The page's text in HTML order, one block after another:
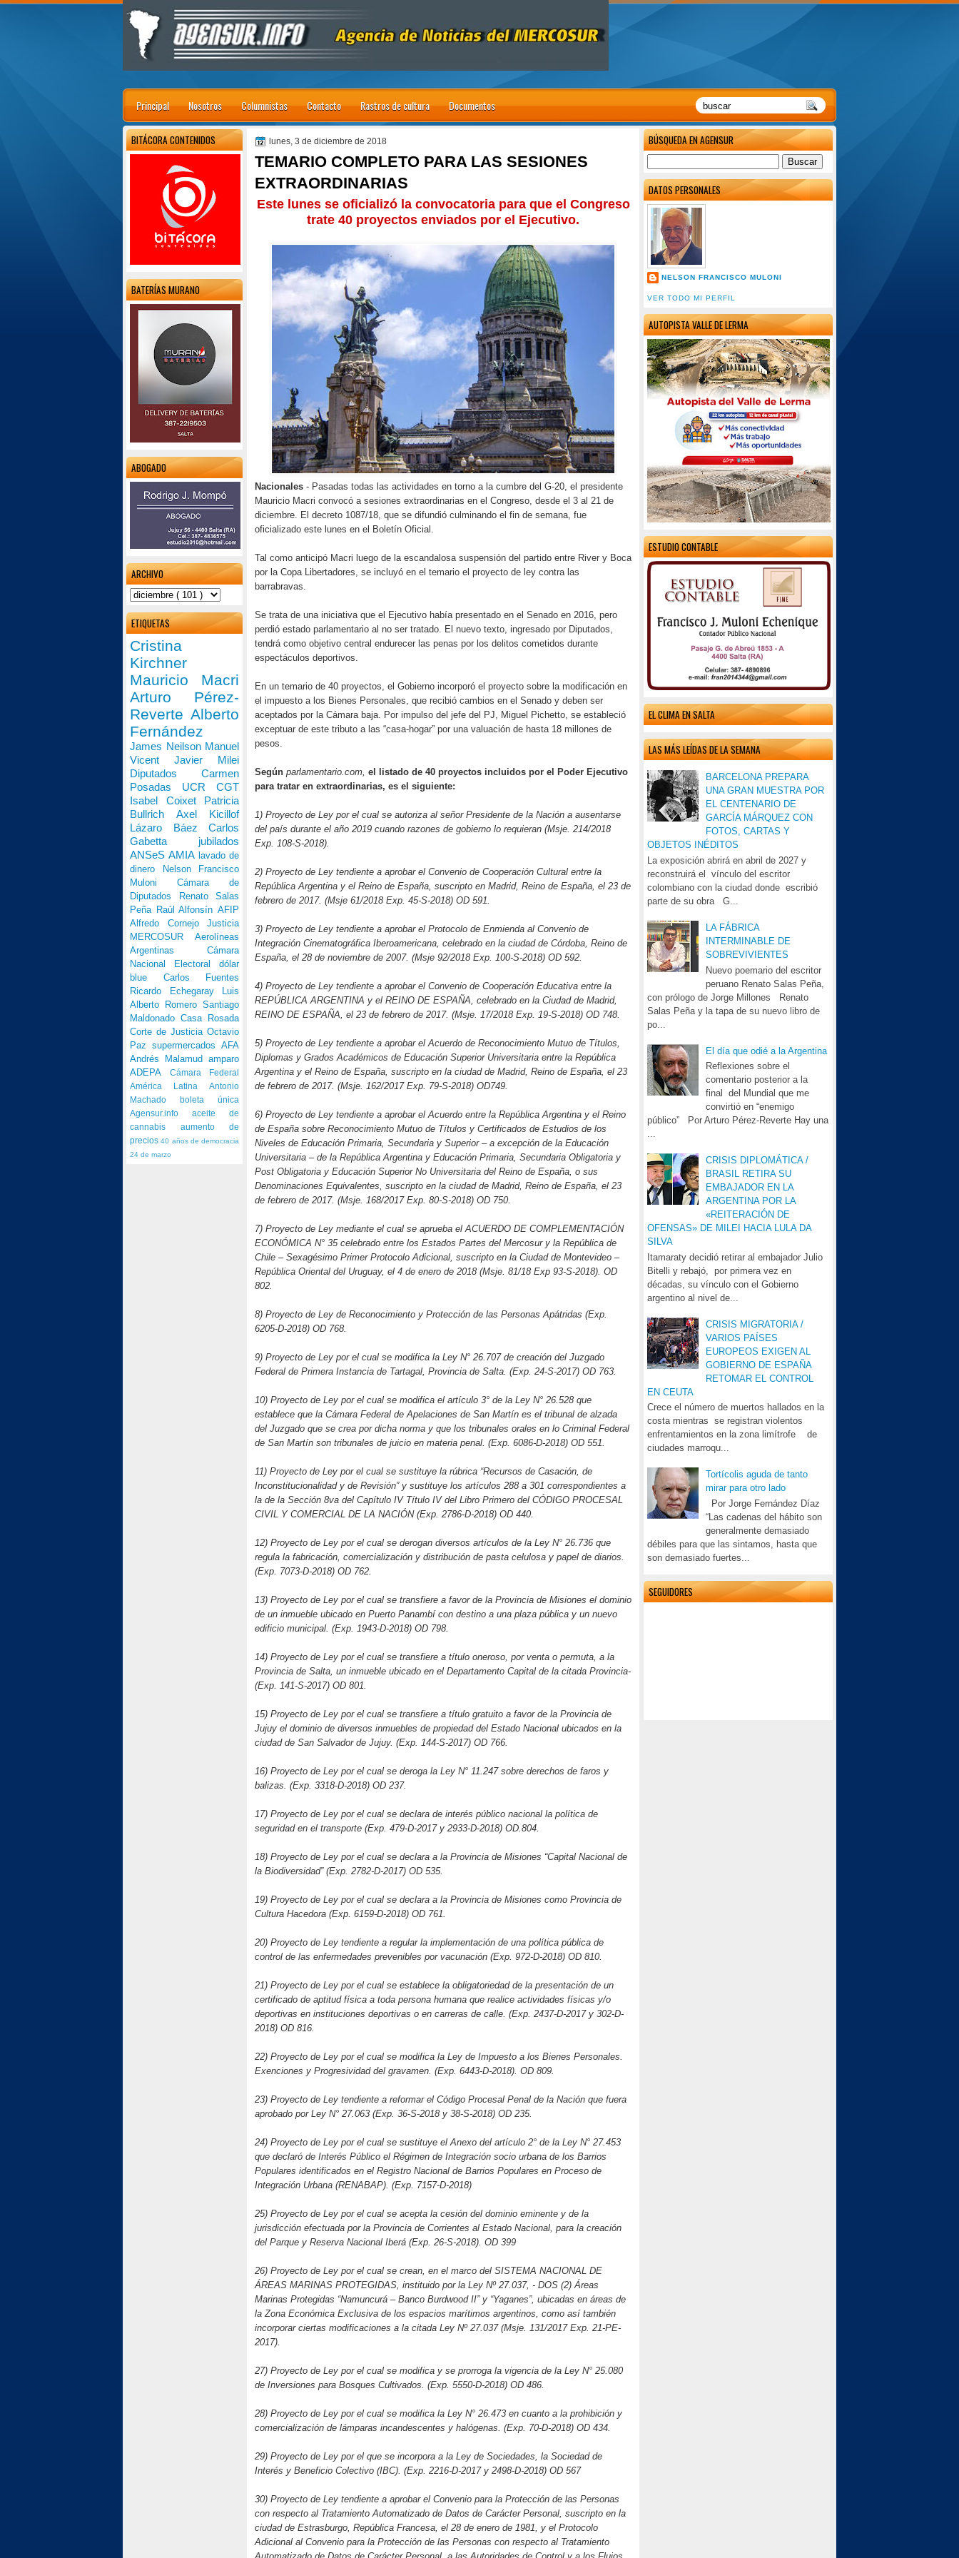
Principal Nosotros Columnistas Contacto Rastros de cultura Documentos
BÚSQUEDA EN AGENSUR
DATOS PERSONALES
NELSON FRANCISCO MULONI
VER TODO MI PERFIL
AUTOPISTA VALLE DE LERMA
ESTUDIO CONTABLE
EL CLIMA EN SALTA
LAS MÁS LEÍDAS DE LA SEMANA
BARCELONA PREPARA
UNA GRAN MUESTRA POR
EL CENTENARIO DE
GARCÍA MÁRQUEZ CON
FOTOS, CARTAS Y
OBJETOS INÉDITOS
La exposición abrirá en abril de 2027 y
reconstruirá el vínculo del escritor
colombiano con la ciudad donde escribió
parte de su obra G...
LA FÁBRICA
INTERMINABLE DE
SOBREVIVIENTES
Nuevo poemario del escritor
peruano Renato Salas Peña,
con prólogo de Jorge Millones Renato
Salas Peña y la tapa de su nuevo libro de
po...
El día que odié a la Argentina
Reflexiones sobre el
comentario posterior a la
final del Mundial que me
convirtió en “enemigo
público” Por Arturo Pérez-Reverte Hay una
...
CRISIS DIPLOMÁTICA /
BRASIL RETIRA SU
EMBAJADOR EN LA
ARGENTINA POR LA
«REITERACIÓN DE
OFENSAS» DE MILEI HACIA LULA DA
SILVA
Itamaraty decidió retirar al embajador Julio
Bitelli y rebajó, por primera vez en
décadas, su vínculo con el Gobierno
argentino al nivel de...
CRISIS MIGRATORIA /
VARIOS PAÍSES
EUROPEOS EXIGEN AL
GOBIERNO DE ESPAÑA
RETOMAR EL CONTROL
EN CEUTA
Crece el número de muertos hallados en la
costa mientras se registran violentos
enfrentamientos en la zona limítrofe de
ciudades marroqu...
Tortícolis aguda de tanto
mirar para otro lado
Por Jorge Fernández Díaz
“Las cadenas del hábito son
generalmente demasiado
débiles para que las sintamos, hasta que
son demasiado fuertes...
SEGUIDORES
lunes, 3 de diciembre de 2018
TEMARIO COMPLETO PARA LAS SESIONES
EXTRAORDINARIAS
Este lunes se oficializó la convocatoria para que el Congreso
trate 40 proyectos enviados por el Ejecutivo.
Nacionales - Pasadas todas las actividades en torno a la cumbre del G-20, el presidente
Mauricio Macri convocó a sesiones extraordinarias en el Congreso, desde el 3 al 21 de
diciembre. El decreto 1087/18, que se difundió culminando el fin de semana, fue
oficializado este lunes en el Boletín Oficial.
Tal como anticipó Macri luego de la escandalosa suspensión del partido entre River y Boca
por la Copa Libertadores, se incluyó en el temario el proyecto de ley contra las
barrabravas.
Se trata de una iniciativa que el Ejecutivo había presentado en el Senado en 2016, pero
perdió estado parlamentario al no ser tratado. El nuevo texto, ingresado por Diputados,
tendrá como objetivo central endurecer las penas por los delitos cometidos durante
espectáculos deportivos.
En un temario de 40 proyectos, el Gobierno incorporó el proyecto sobre la modificación en
el impuesto a los Bienes Personales, que recibió cambios en el Senado y deben ser
aceptados por la Cámara baja. Por impulso del jefe del PJ, Miguel Pichetto, se estableció
exceptuar de este tributo a las “casa-hogar” por una valuación de hasta 18 millones de
pesos.
Según parlamentario.com, el listado de 40 proyectos incluidos por el Poder Ejecutivo
para tratar en extraordinarias, es el siguiente:
1) Proyecto de Ley por el cual se autoriza al señor Presidente de la Nación a ausentarse
del país durante el año 2019 cuando razones de gobierno lo requieran (Msje. 214/2018
Exp. 108-S-2018).
2) Proyecto de Ley tendiente a aprobar el Convenio de Cooperación Cultural entre la
República Argentina y el Reino de España, suscripto en Madrid, Reino de España, el 23 de
febrero de 2017. (Msje 61/2018 Exp. 45-S-2018) OD 591.
3) Proyecto de Ley tendiente a aprobar el Protocolo de Enmienda al Convenio de
Integración Cinematográfica Iberoamericana, celebrado en la ciudad de Córdoba, Reino de
España, el 28 de noviembre de 2007. (Msje 92/2018 Exp. 100-S-2018) OD 592.
4) Proyecto de Ley tendiente a aprobar el Convenio de Cooperación Educativa entre la
REPÚBLICA ARGENTINA y el REINO DE ESPAÑA, celebrado en la Ciudad de Madrid,
REINO DE ESPAÑA, el 23 de febrero de 2017. (Msje. 17/2018 Exp. 19-S-2018) OD 748.
5) Proyecto de Ley tendiente a aprobar el Acuerdo de Reconocimiento Mutuo de Títulos,
Diplomas y Grados Académicos de Educación Superior Universitaria entre la República
Argentina y el Reino de España, suscripto en la ciudad de Madrid, Reino de España, el 23
de febrero de 2017. (Msje. 162/2017 Exp. 79-S-2018) OD749.
6) Proyecto de Ley tendiente a aprobar el Acuerdo entre la República Argentina y el Reino
de España sobre Reconocimiento Mutuo de Títulos y Certificados de Estudios de los
Niveles de Educación Primaria, Secundaria y Superior – a excepción de la Educación
Universitaria – de la República Argentina y Educación Primaria, Secundaria Obligatoria y
Post Obligatoria y Educación Superior No Universitaria del Reino de España, o sus
Denominaciones Equivalentes, suscripto en la ciudad de Madrid, Reino de España, el 23
de febrero de 2017. (Msje. 168/2017 Exp. 80-S-2018) OD 750.
7) Proyecto de Ley mediante el cual se aprueba el ACUERDO DE COMPLEMENTACIÓN
ECONÓMICA N° 35 celebrado entre los Estados Partes del Mercosur y la República de
Chile – Sexagésimo Primer Protocolo Adicional, suscripto en la Ciudad de Montevideo –
República Oriental del Uruguay, el 4 de enero de 2018 (Msje. 81/18 Exp 93-S-2018). OD
802.
8) Proyecto de Ley de Reconocimiento y Protección de las Personas Apátridas (Exp.
6205-D-2018) OD 768.
9) Proyecto de Ley por el cual se modifica la Ley N° 26.707 de creación del Juzgado
Federal de Primera Instancia de Tartagal, Provincia de Salta. (Exp. 24-S-2017) OD 763.
10) Proyecto de Ley por el cual se modifica el artículo 3° de la Ley N° 26.528 que
establece que la Cámara Federal de Apelaciones de San Martín es el tribunal de alzada
del Juzgado que se crea por dicha norma y que los tribunales orales en lo Criminal Federal
de San Martín son tribunales de juicio en materia penal. (Exp. 6086-D-2018) OD 551.
11) Proyecto de Ley por el cual se sustituye la rúbrica “Recursos de Casación, de
Inconstitucionalidad y de Revisión” y sustituye los artículos 288 a 301 correspondientes a
la de la Sección 8va del Capítulo IV Título IV del Libro Primero del CÓDIGO PROCESAL
CIVIL Y COMERCIAL DE LA NACIÓN (Exp. 2786-D-2018) OD 440.
12) Proyecto de Ley por el cual se derogan diversos artículos de la Ley N° 26.736 que
regula la fabricación, comercialización y distribución de pasta celulosa y papel de diarios.
(Exp. 7073-D-2018) OD 762.
13) Proyecto de Ley por el cual se transfiere a favor de la Provincia de Misiones el dominio
de un inmueble ubicado en Puerto Panambí con destino a una plaza pública y un nuevo
edificio municipal. (Exp. 1943-D-2018) OD 798.
14) Proyecto de Ley por el cual se transfiere a título oneroso, por venta o permuta, a la
Provincia de Salta, un inmueble ubicado en el Departamento Capital de la citada Provincia-
(Exp. 141-S-2017) OD 801.
15) Proyecto de Ley por el cual se transfiere a título gratuito a favor de la Provincia de
Jujuy el dominio de diversos inmuebles de propiedad del Estado Nacional ubicados en la
ciudad de San Salvador de Jujuy. (Exp. 144-S-2017) OD 766.
16) Proyecto de Ley por el cual se deroga la Ley N° 11.247 sobre derechos de faros y
balizas. (Exp. 3318-D-2018) OD 237.
17) Proyecto de Ley por el cual se declara de interés público nacional la política de
seguridad en el transporte (Exp. 479-D-2017 y 2933-D-2018) OD.804.
18) Proyecto de Ley por el cual se declara a la Provincia de Misiones “Capital Nacional de
la Biodiversidad” (Exp. 2782-D-2017) OD 535.
19) Proyecto de Ley por el cual se declara a la Provincia de Misiones como Provincia de
Cultura Hacedora (Exp. 6159-D-2018) OD 761.
20) Proyecto de Ley tendiente a regular la implementación de una política pública de
control de las enfermedades prevenibles por vacunación (Exp. 972-D-2018) OD 810.
21) Proyecto de Ley por el cual se establece la obligatoriedad de la presentación de un
certificado de aptitud física a toda persona humana que realice actividades físicas y/o
deportivas en instituciones deportivas o en carreras de calle. (Exp. 2437-D-2017 y 302-D-
2018) OD 816.
22) Proyecto de Ley por el cual se modifica la Ley de Impuesto a los Bienes Personales.
Exenciones y Progresividad del gravamen. (Exp. 6443-D-2018). OD 809.
23) Proyecto de Ley tendiente a reformar el Código Procesal Penal de la Nación que fuera
aprobado por Ley N° 27.063 (Exp. 36-S-2018 y 38-S-2018) OD 235.
24) Proyecto de Ley por el cual se sustituye el Anexo del artículo 2° de la Ley N° 27.453
que declaró de Interés Público el Régimen de Integración socio urbana de los Barrios
Populares identificados en el Registro Nacional de Barrios Populares en Proceso de
Integración Urbana (RENABAP). (Exp. 7157-D-2018)
25) Proyecto de Ley por el cual se acepta la cesión del dominio eminente y de la
jurisdicción efectuada por la Provincia de Corrientes al Estado Nacional, para la creación
del Parque y Reserva Nacional Iberá (Exp. 26-S-2018). OD 399
26) Proyecto de Ley por el cual se crean, en el marco del SISTEMA NACIONAL DE
ÁREAS MARINAS PROTEGIDAS, instituido por la Ley Nº 27.037, - DOS (2) Áreas
Marinas Protegidas “Namuncurá – Banco Burdwood II” y “Yaganes”, ubicadas en áreas de
la Zona Económica Exclusiva de los espacios marítimos argentinos, como así también
incorporar ciertas modificaciones a la citada Ley Nº 27.037 (Msje. 131/2017 Exp. 21-PE-
2017).
27) Proyecto de Ley por el cual se modifica y se prorroga la vigencia de la Ley N° 25.080
de Inversiones para Bosques Cultivados. (Exp. 5550-D-2018) OD 486.
28) Proyecto de Ley por el cual se modifica la Ley N° 26.473 en cuanto a la prohibición y
comercialización de lámparas incandescentes y halógenas. (Exp. 70-D-2018) OD 434.
29) Proyecto de Ley por el que se incorpora a la Ley de Sociedades, la Sociedad de
Interés y Beneficio Colectivo (IBC). (Exp. 2216-D-2017 y 2498-D-2018) OD 567
30) Proyecto de Ley tendiente a aprobar el Convenio para la Protección de las Personas
con respecto al Tratamiento Automatizado de Datos de Carácter Personal, suscripto en la
ciudad de Estrasburgo, República Francesa, el 28 de enero de 1981, y el Protocolo
Adicional al Convenio para la Protección de las Personas con respecto al Tratamiento
Automatizado de Datos de Carácter Personal, a las Autoridades de Control y a los Flujos
BITÁCORA CONTENIDOS
BATERÍAS MURANO
ABOGADO
ARCHIVO
ETIQUETAS
Cristina
Kirchner
Mauricio Macri
Arturo Pérez-
Reverte Alberto
Fernández
James Neilson Manuel
Vicent Javier Milei
Diputados Carmen
Posadas UCR CGT
Isabel Coixet Patricia
Bullrich Axel Kicillof
Lázaro Báez Carlos
Gabetta jubilados
ANSeSAMIA lavado de
dinero
Nelson Francisco
Muloni Cámara de
Diputados
Renato Salas
Peña Raúl AlfonsínAFIP
Alfredo Cornejo Justicia
MERCOSUR Aerolíneas
Argentinas Cámara
Nacional Electoral dólar
blue Carlos Fuentes
Ricardo Echegaray
Luis
Alberto Romero Santiago
Maldonado Casa Rosada
Corte de Justicia Octavio
Paz supermercados AFA
Andrés Malamud amparo
ADEPA
Cámara Federal
América Latina Antonio
Machado boleta única
Agensur.info aceite de
cannabis aumento de
precios40 años de democracia
24 de marzo